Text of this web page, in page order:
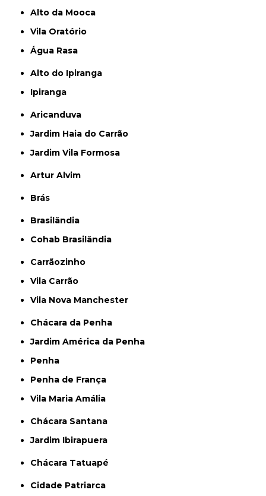
Alto da Mooca
Vila Oratório
Água Rasa
Alto do Ipiranga
Ipiranga
Aricanduva
Jardim Haia do Carrão
Jardim Vila Formosa
Artur Alvim
Brás
Brasilândia
Cohab Brasilândia
Carrãozinho
Vila Carrão
Vila Nova Manchester
Chácara da Penha
Jardim América da Penha
Penha
Penha de França
Vila Maria Amália
Chácara Santana
Jardim Ibirapuera
Chácara Tatuapé
Cidade Patriarca